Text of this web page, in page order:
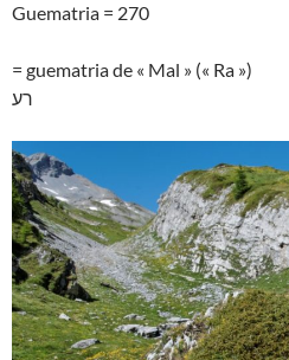
Guematria = 270
= guematria de « Mal » (« Ra »)
רע